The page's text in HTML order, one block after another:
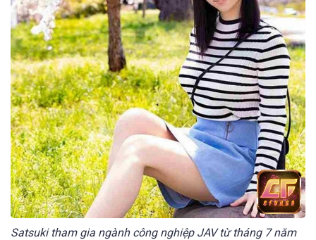
Satsuki tham gia ngành công nghiệp JAV từ tháng 7 năm